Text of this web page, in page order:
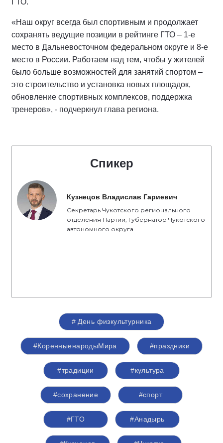
ГТО.
«Наш округ всегда был спортивным и продолжает
сохранять ведущие позиции в рейтинге ГТО – 1-е
место в Дальневосточном федеральном округе и 8-е
место в России. Работаем над тем, чтобы у жителей
было больше возможностей для занятий спортом –
это строительство и установка новых площадок,
обновление спортивных комплексов, поддержка
тренеров», - подчеркнул глава региона.
Спикер
Кузнецов Владислав Гариевич
Секретарь Чукотского регионального
отделения Партии, Губернатор Чукотского
автономного округа
#‬ ‪День физкультурника
#КоренныенародыМира #праздники
#традиции #культура
#сохранение #спорт
#ГТО #Анадырь